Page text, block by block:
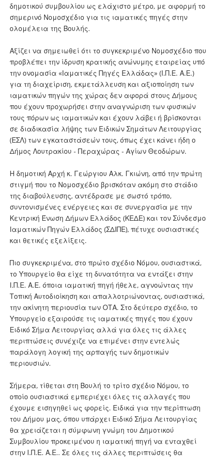
δημοτικού συμβουλίου ως ελάχιστο μέτρο, με αφορμή το
σημερινό Νομοσχέδιο για τις ιαματικές πηγές στην
ολομέλεια της Βουλής.
Αξίζει να σημειωθεί ότι το συγκεκριμένο Νομοσχέδιο που
προβλέπει την ίδρυση κρατικής ανώνυμης εταιρείας υπό
την ονομασία «Ιαματικές Πηγές Ελλάδας» (Ι.Π.Ε. Α.Ε.)
για τη διαχείριση, εκμετάλλευση και αξιοποίηση των
ιαματικών πηγών της χώρας δεν αφορά στους Δήμους
που έχουν προχωρήσει στην αναγνώριση των φυσικών
τους πόρων ως ιαματικών και έχουν λάβει ή βρίσκονται
σε διαδικασία λήψης των Ειδικών Σημάτων Λειτουργίας
(ΕΣΛ) των εγκαταστάσεών τους, όπως έχει κάνει ήδη ο
Δήμος Λουτρακίου - Περαχώρας - Αγίων Θεοδώρων.
Η δημοτική Αρχή κ. Γεώργιου Αλκ. Γκιώνη, από την πρώτη
στιγμή που το Νομοσχέδιο βρισκόταν ακόμη στο στάδιο
της διαβούλευσης, αντέδρασε με σωστό τρόπο,
συντονισμένες ενέργειες και σε συνεργασία με την
Κεντρική Ένωση Δήμων Ελλάδος (ΚΕΔΕ) και τον Σύνδεσμο
Ιαματικών Πηγών Ελλάδος (ΣΔΙΠΕ), πέτυχε ουσιαστικές
και θετικές εξελίξεις.
Πιο συγκεκριμένα, στο πρώτο σχέδιο Νόμου, ουσιαστικά,
το Υπουργείο θα είχε τη δυνατότητα να εντάξει στην
Ι.Π.Ε. Α.Ε. όποια ιαματική πηγή ήθελε, αγνοώντας την
Τοπική Αυτοδιοίκηση και απαλλοτριώνοντας, ουσιαστικά,
την ακίνητη περιουσία των ΟΤΑ. Στο δεύτερο σχέδιο, το
Υπουργείο εξαιρούσε τις ιαματικές πηγές που έχουν
Ειδικό Σήμα Λειτουργίας αλλά για όλες τις άλλες
περιπτώσεις συνέχιζε να επιμένει στην εντελώς
παράλογη λογική της αρπαγής των δημοτικών
περιουσιών.
Σήμερα, τίθεται στη Βουλή το τρίτο σχέδιο Νόμου, το
οποίο ουσιαστικά εμπεριέχει όλες τις αλλαγές που
έχουμε εισηγηθεί ως φορείς. Ειδικά για την περίπτωση
του Δήμου μας, όπου υπάρχει Ειδικό Σήμα Λειτουργίας
θα χρειάζεται η σύμφωνη γνώμη του Δημοτικού
Συμβουλίου προκειμένου η ιαματική πηγή να ενταχθεί
στην Ι.Π.Ε. Α.Ε.. Σε όλες τις άλλες περιπτώσεις θα